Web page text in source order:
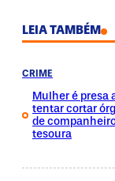
LEIA TAMBÉM
CRIME
Mulher é presa
tentar cortar
de
tesoura